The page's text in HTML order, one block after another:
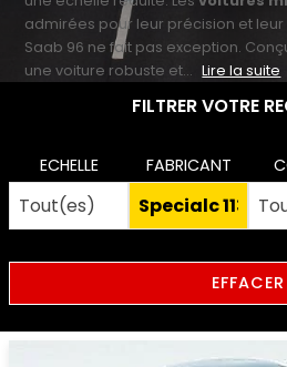
admirées pour leur précision et leur
Saab 96 ne fait pas exception.
une voiture robuste et... Lire la suite
FILTRER VOTRE
ECHELLE FABRICANT
EFFACER